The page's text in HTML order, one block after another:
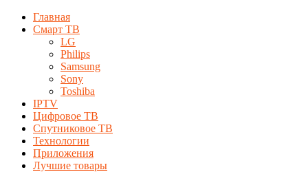
Главная
Смарт ТВ
LG
Philips
Samsung
Sony
Toshiba
IPTV
Цифровое ТВ
Спутниковое ТВ
Технологии
Приложения
Лучшие товары